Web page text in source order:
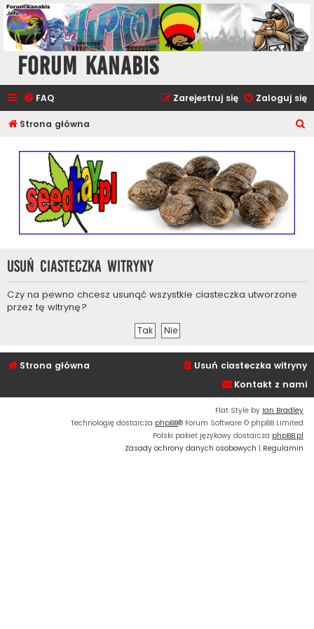
Forum Kanabis
FAQ Zaloguj się
Zarejestruj się
Strona główna
Usuń ciasteczka witryny
Czy na pewno chcesz usunąć wszystkie ciasteczka utworzone
przez tę witrynę?
Strona główna
Usuń ciasteczka witryny
Kontakt z nami
Flat Style by Ian Bradley
Technologię dostarcza phpBB® Forum Software © phpBB Limited
Polski pakiet językowy dostarcza phpBB.pl
Zasady ochrony danych osobowych | Regulamin